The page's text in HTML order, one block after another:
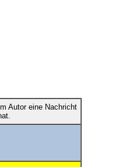
Autor eine Nachricht